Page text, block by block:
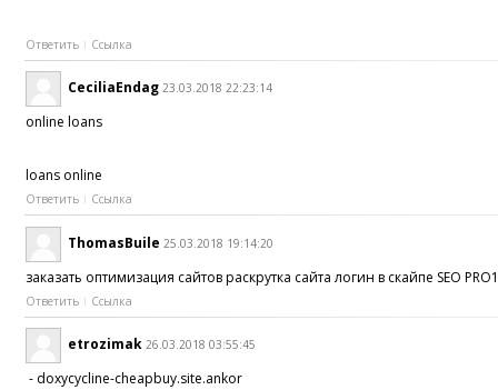
Ответить Ссылка
CeciliaEndag 23.03.2018 22:23:14
online loans
loans online
Ответить Ссылка
ThomasBuile 25.03.2018 19:14:20
заказать оптимизация сайтов раскрутка сайта логин в скайпе SEO
Ответить Ссылка
etrozimak 26.03.2018 03:55:45
- doxycycline-cheapbuy.site.ankor